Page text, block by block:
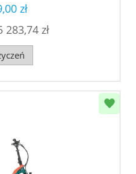
zł
283,74 zł